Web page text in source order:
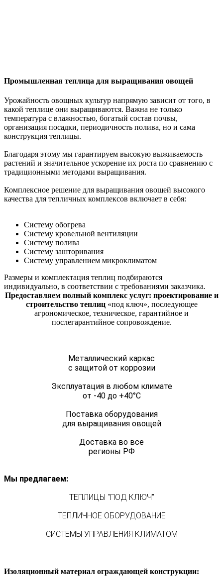
Промышленная теплица для выращивания овощей
Урожайность овощных культур напрямую зависит от того, в
какой теплице они выращиваются. Важна не только
температура с влажностью, богатый состав почвы,
организация посадки, периодичность полива, но и сама
конструкция теплицы.
Благодаря этому мы гарантируем высокую выживаемость
растений и значительное ускорение их роста по сравнению с
традиционными методами выращивания.
Комплексное решение для выращивания овощей высокого
качества для тепличных комплексов включает в себя:
Систему обогрева
Систему кровельной вентиляции
Систему полива
Систему зашторивания
Систему управлением микроклиматом
Размеры и комплектация теплиц подбираются
индивидуально, в соответствии с требованиями заказчика.
Предоставляем полный комплекс услуг: проектирование и
строительство теплиц«под ключ», последующее
агрономическое, техническое, гарантийное и
послегарантийное сопровождение.
Металлический каркас
с защитой от коррозии
Эксплуатация в любом климате
от -40 до +40°C
Поставка оборудования
для выращивания овощей
Доставка во все
регионы РФ
Мы предлагаем:
ТЕПЛИЦЫ "ПОД КЛЮЧ"
ТЕПЛИЧНОЕ ОБОРУДОВАНИЕ
СИСТЕМЫ УПРАВЛЕНИЯ КЛИМАТОМ
Изоляционный материал ограждающей конструкции: